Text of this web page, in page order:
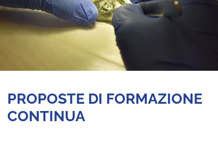
PROPOSTE DI FORMAZIONE
CONTINUA